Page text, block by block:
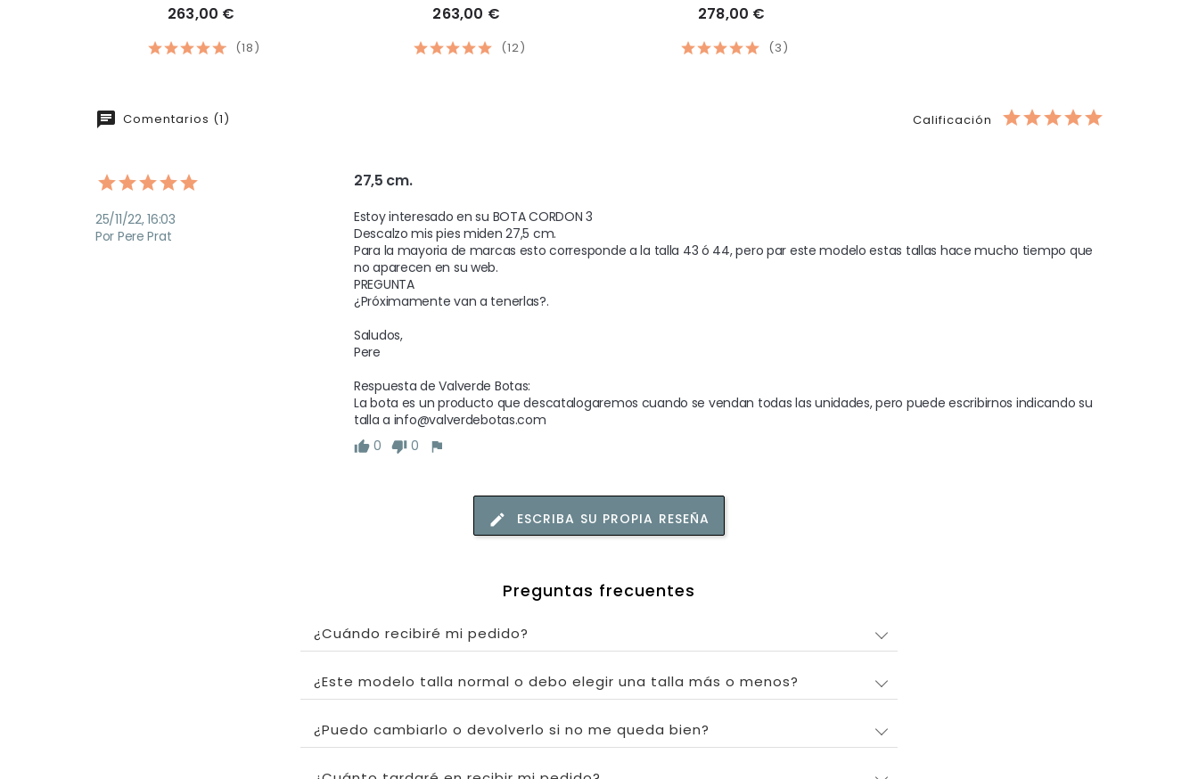
(18)
263,00 €
(12)
263,00 €
(3)
278,00 €
Comentarios (1) Calificación
25/11/22, 16:03
Por Pere Prat
27,5 cm.
Estoy interesado en su BOTA CORDON 3
Descalzo mis pies miden 27,5 cm.
Para la mayoria de marcas esto corresponde a la talla 43 ó 44, pero par este modelo estas tallas hace mucho tiempo que
no aparecen en su web.
PREGUNTA
¿Próximamente van a tenerlas?.
Saludos,
Pere
Respuesta de Valverde Botas:
La bota es un producto que descatalogaremos cuando se vendan todas las unidades, pero puede escribirnos indicando su
talla a info@valverdebotas.com
0
0
ESCRIBA SU PROPIA RESEÑA
Preguntas frecuentes
¿Cuándo recibiré mi pedido?
¿Este modelo talla normal o debo elegir una talla más o menos?
¿Puedo cambiarlo o devolverlo si no me queda bien?